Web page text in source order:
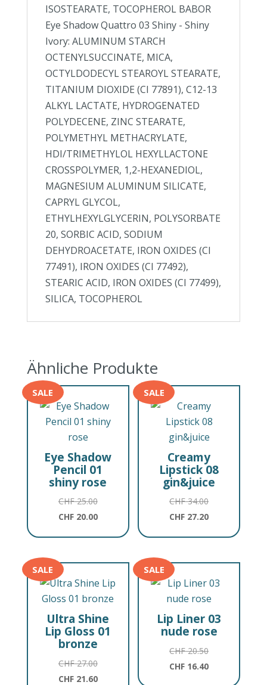
ISOSTEARATE, TOCOPHEROL BABOR
Eye Shadow Quattro 03 Shiny - Shiny
Ivory: ALUMINUM STARCH
OCTENYLSUCCINATE, MICA,
OCTYLDODECYL STEAROYL STEARATE,
TITANIUM DIOXIDE (CI 77891), C12-13
ALKYL LACTATE, HYDROGENATED
POLYDECENE, ZINC STEARATE,
POLYMETHYL METHACRYLATE,
HDI/TRIMETHYLOL HEXYLLACTONE
CROSSPOLYMER, 1,2-HEXANEDIOL,
MAGNESIUM ALUMINUM SILICATE,
CAPRYL GLYCOL,
ETHYLHEXYLGLYCERIN, POLYSORBATE
20, SORBIC ACID, SODIUM
DEHYDROACETATE, IRON OXIDES (CI
77491), IRON OXIDES (CI 77492),
STEARIC ACID, IRON OXIDES (CI 77499),
SILICA, TOCOPHEROL
Ähnliche Produkte
SALE
Eye Shadow
Pencil 01
shiny rose
CHF25.00Ursprünglicher
Preis
CHF20.00Aktueller
CHF 20.00.
SALE
Creamy
Lipstick 08
gin&juice
CHF34.00Ursprünglicher
Preis
CHF 27.20Aktueller
CHF 27.20.
SALE
Ultra Shine
Lip Gloss 01
bronze
CHF27.00Ursprünglicher
Preis
CHF21.60Aktueller
SALE
Lip Liner 03
nude rose
CHF20.50Ursprünglicher
Preis
CHF 16.40Aktueller